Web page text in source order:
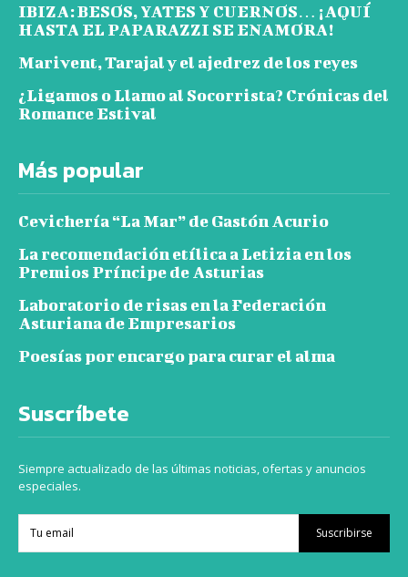
IBIZA: BESOS, YATES Y CUERNOS… ¡AQUÍ
HASTA EL PAPARAZZI SE ENAMORA!
Marivent, Tarajal y el ajedrez de los reyes
¿Ligamos o Llamo al Socorrista? Crónicas del
Romance Estival
Más popular
Cevichería “La Mar” de Gastón Acurio
La recomendación etílica a Letizia en los
Premios Príncipe de Asturias
Laboratorio de risas en la Federación
Asturiana de Empresarios
Poesías por encargo para curar el alma
Suscríbete
Siempre actualizado de las últimas noticias, ofertas y anuncios
especiales.
Suscribirse